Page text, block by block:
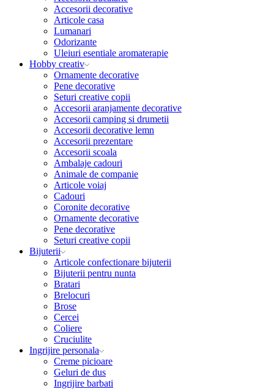
Accesorii decorative
Articole casa
Lumanari
Odorizante
Uleiuri esentiale aromaterapie
Hobby creativ
Ornamente decorative
Pene decorative
Seturi creative copii
Accesorii aranjamente decorative
Accesorii camping si drumetii
Accesorii decorative lemn
Accesorii prezentare
Accesorii scoala
Ambalaje cadouri
Animale de companie
Articole voiaj
Cadouri
Coronite decorative
Ornamente decorative
Pene decorative
Seturi creative copii
Bijuterii
Articole confectionare bijuterii
Bijuterii pentru nunta
Bratari
Brelocuri
Brose
Cercei
Coliere
Cruciulite
Ingrijire personala
Creme picioare
Geluri de dus
Ingrijire barbati